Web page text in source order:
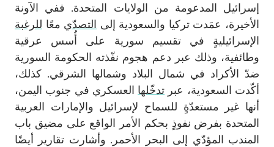
إسرائيل المدعومة من الولايات المتحدة. ففي الآونة
الأخيرة، عمَدت تركيا والسعودية إلى التصدّي معًا للرغبة
الإسرائيليةٍ في تقسيم سورية على أُسس عرقية
وطائفية، وذلك عبر دعم هجوم نفّذته الحكومة السورية
ضدّ الأكراد في شمال البلاد وشمالها الشرقي. كذلك،
أكّدت السعودية، عبر تدخّلها العسكري في جنوب اليمن،
أنها غير مستعدّةٍ للسماح لإسرائيل والإمارات العربية
المتحدة بفرض نفوذٍ بحكم الأمر الواقع على مضيق باب
المندب المؤدّي إلى البحر الأحمر. وأشارت تقارير أيضًا